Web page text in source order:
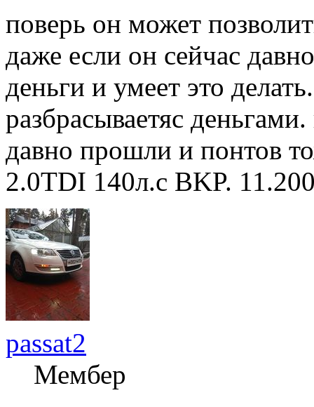
поверь он может
даже если он сейчас
деньги и умеет это
разбрасываетяс
давно прошли и понтов
2.0TDI 140л.с BKP.
passat2
Мембер